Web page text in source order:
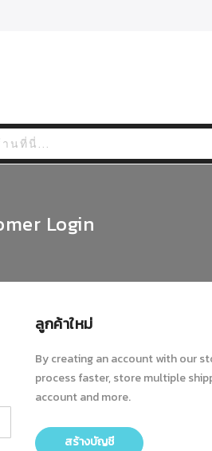
Login
ลูกค้าใหม่
By creating an account with our
process faster, store multiple
account and more.
สร้างบัญชี